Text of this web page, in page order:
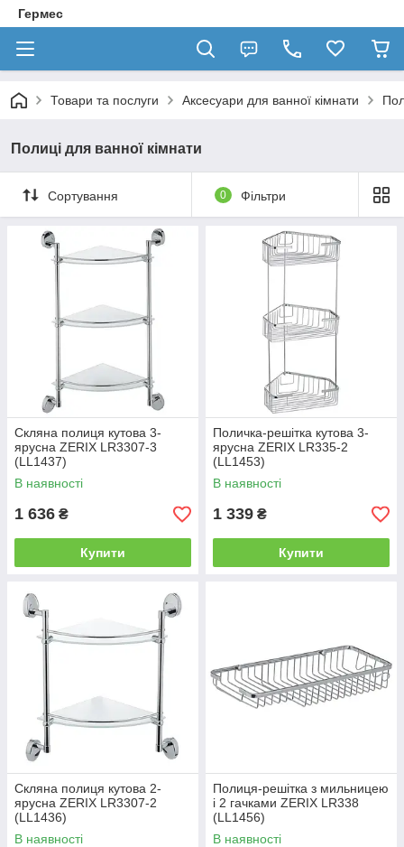
Гермес
Товари та послуги Аксесуари для ванної кімнати
Полиці для ванної кімнати
Сортування 0 Фільтри
Скляна полиця кутова 3-
ярусна ZERIX LR3307-3
(LL1437)
В наявності
1 636 ₴
Купити
Поличка-решітка кутова 3-
ярусна ZERIX LR335-2
(LL1453)
В наявності
1 339 ₴
Купити
Скляна полиця кутова 2-
ярусна ZERIX LR3307-2
(LL1436)
В наявності
Полиця-решітка з мильницею
і 2 гачками ZERIX LR338
(LL1456)
В наявності